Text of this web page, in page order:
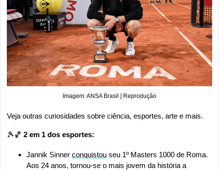
Imagem: ANSA Brasil | Reprodução
Veja outras curiosidades sobre ciência, esportes, arte e mais.
🎾🏀 2 em 1 dos esportes:
Jannik Sinner conquistou seu 1º Masters 1000 de Roma.
Aos 24 anos, tornou-se o mais jovem da história a